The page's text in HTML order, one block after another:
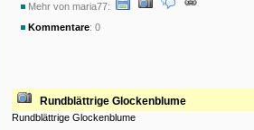
Mehr von maria77:
Kommentare: 0
Rundblättrige Glockenblume
Rundblättrige Glockenblume